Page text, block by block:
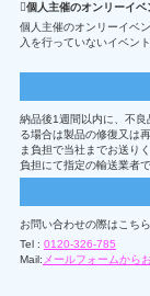
個人主催のオンリーイ
個人主催のオンリーイベ
入を行っていないイベン
納品後1週間以内に、不
る場合は製品の修復又は
ま負担で当社までお送り
負担にて指定の輸送業者
お問い合わせの際はこち
Tel : 0120-326-785
Mail: メールフォームから